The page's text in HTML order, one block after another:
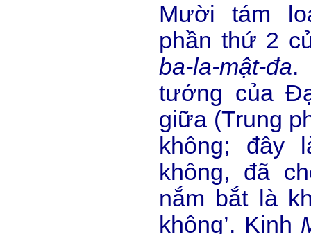
Mười tám
phần thứ 2
ba-la-mật-đa.
tướng của
giữa (Trung
không; đây
không, đã
nắm bắt là
không’. Kinh